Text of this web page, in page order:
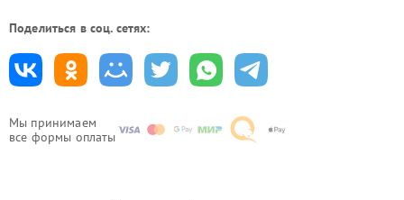
Мы принимаем
все формы оплаты
Поделиться в соц. сетях: